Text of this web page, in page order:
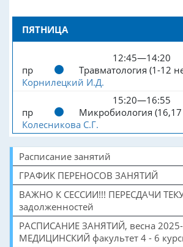
ПЯТНИЦА
12:45—14:20
пр
Травматология (1-12
Корнилецкий И.Д.
15:20—16:55
пр
Микробиология
Колесникова С.Г.
Расписание занятий
ГРАФИК ПЕРЕНОСОВ ЗАНЯТИЙ
ВАЖНО К СЕССИИ!!! ПЕРЕСДАЧИ
задолженностей
РАСПИСАНИЕ ЗАНЯТИЙ, весна
МЕДИЦИНСКИЙ факультет 4 - 6